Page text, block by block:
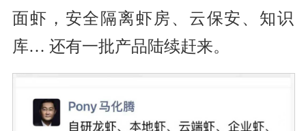
面虾，安全隔离虾房、云保安、知识
库… 还有一批产品陆续赶来。